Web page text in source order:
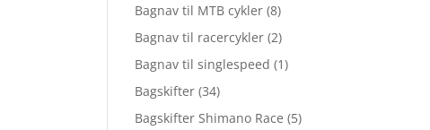
Bagnav til MTB cykler (8)
Bagnav til racercykler (2)
Bagnav til singlespeed (1)
Bagskifter (34)
Bagskifter Shimano Race (5)